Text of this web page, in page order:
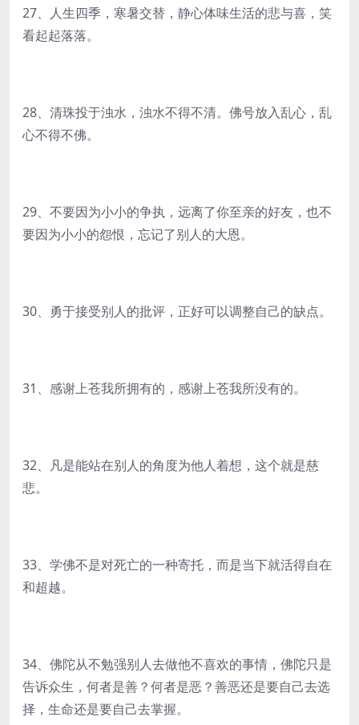
27、人生四季，寒暑交替，静心体味生活的悲与喜，笑
看起起落落。
28、清珠投于浊水，浊水不得不清。佛号放入乱心，乱
心不得不佛。
29、不要因为小小的争执，远离了你至亲的好友，也不
要因为小小的怨恨，忘记了别人的大恩。
30、勇于接受别人的批评，正好可以调整自己的缺点。
31、感谢上苍我所拥有的，感谢上苍我所没有的。
32、凡是能站在别人的角度为他人着想，这个就是慈
悲。
33、学佛不是对死亡的一种寄托，而是当下就活得自在
和超越。
34、佛陀从不勉强别人去做他不喜欢的事情，佛陀只是
告诉众生，何者是善？何者是恶？善恶还是要自己去选
择，生命还是要自己去掌握。